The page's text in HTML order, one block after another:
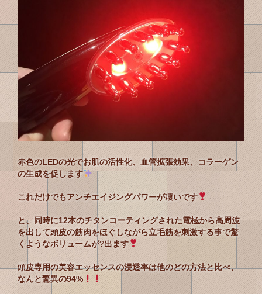
赤色のLEDの光でお肌の活性化、血管拡張効果、コラーゲン
の生成を促します
これだけでもアンチエイジングパワーが凄いです
と、同時に12本のチタンコーティングされた電極から高周波
を出して頭皮の筋肉をほぐしながら立毛筋を刺激する事で驚
くようなボリュームが?出ます
頭皮専用の美容エッセンスの浸透率は他のどの方法と比べ、
なんと驚異の94%